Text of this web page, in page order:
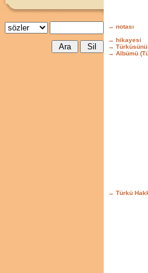
→ notası
→ hikayesi
→ Türküsünü
→ Albümü
→ Türkü